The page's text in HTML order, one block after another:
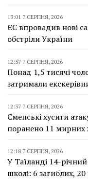
13:01 7 СЕРПНЯ, 2026
ЄС впровадив нові
обстріли України
12:57 7 СЕРПНЯ, 2026
Понад 1,5 тисячі
затримали
12:37 7 СЕРПНЯ, 2026
Єменські хусити
поранено 11 мирних
12:18 7 СЕРПНЯ, 2026
У Таїланді 14-
школі: 6 загиблих,